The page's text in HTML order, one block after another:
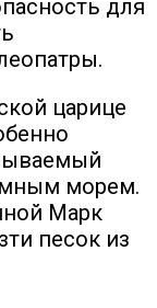
для
царице
морем.
Марк
песок из